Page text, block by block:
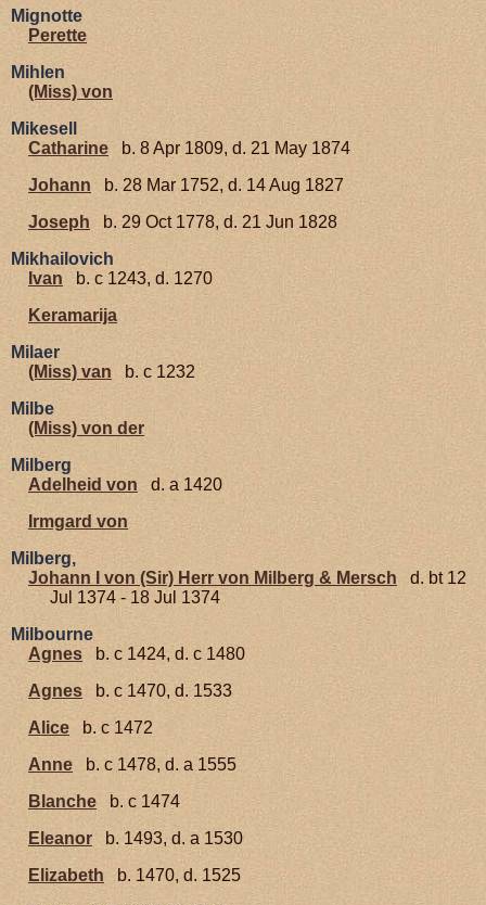
Mignotte
Perette
Mihlen
(Miss) von
Mikesell
Catharine
b. 8 Apr 1809, d. 21 May 1874
Johann
b. 28 Mar 1752, d. 14 Aug 1827
Joseph
b. 29 Oct 1778, d. 21 Jun 1828
Mikhailovich
Ivan
b. c 1243, d. 1270
Keramarija
Milaer
(Miss) van
b. c 1232
Milbe
(Miss) von der
Milberg
Adelheid von
d. a 1420
Irmgard von
Milberg,
Johann I von (Sir) Herr von Milberg & Mersch
d. bt 12
Jul 1374 - 18 Jul 1374
Milbourne
Agnes
b. c 1424, d. c 1480
Agnes
b. c 1470, d. 1533
Alice
b. c 1472
Anne
b. c 1478, d. a 1555
Blanche
b. c 1474
Eleanor
b. 1493, d. a 1530
Elizabeth
b. 1470, d. 1525